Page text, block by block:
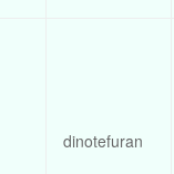
dinotefuran